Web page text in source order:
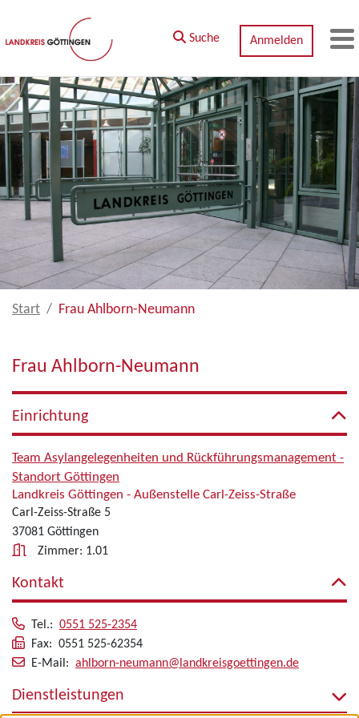
Zum Hauptinhalt springen
Suche
Anmelden
Start Frau Ahlborn-Neumann
Frau Ahlborn-Neumann
Einrichtung
Team Asylangelegenheiten und Rückführungsmanagement -
Standort Göttingen
Landkreis Göttingen - Außenstelle Carl-Zeiss-Straße
Carl-Zeiss-Straße 5
37081 Göttingen
Zimmer: 1.01
Kontakt
Tel.: 0551 525-2354
Fax: 0551 525-62354
E-Mail: ahlborn-neumann@landkreisgoettingen.de
Dienstleistungen